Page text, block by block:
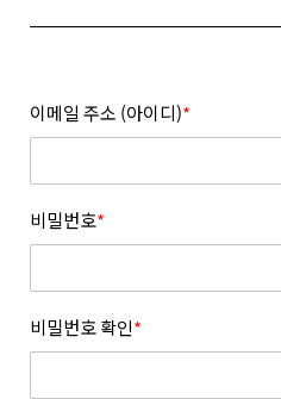
이메일 주소 (아이디)*
비밀번호*
비밀번호 확인*